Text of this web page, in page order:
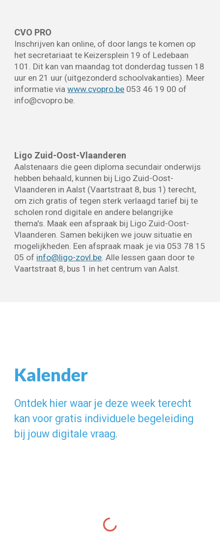
CVO PRO
Inschrijven kan online, of door langs te komen op
het secretariaat te Keizersplein 19 of Ledebaan
101. Dit kan van maandag tot donderdag tussen 18
uur en 21 uur (uitgezonderd schoolvakanties). Meer
informatie via www.cvopro.be 053 46 19 00 of
info@cvopro.be.
Ligo Zuid-Oost-Vlaanderen
Aalstenaars die geen diploma secundair onderwijs
hebben behaald, kunnen bij Ligo Zuid-Oost-
Vlaanderen in Aalst (Vaartstraat 8, bus 1) terecht,
om zich gratis of tegen sterk verlaagd tarief bij te
scholen rond digitale en andere belangrijke
thema's. Maak een afspraak bij Ligo Zuid-Oost-
Vlaanderen. Samen bekijken we jouw situatie en
mogelijkheden. Een afspraak maak jevia 053 78 15
05 of info@ligo-zovl.be.Alle lessen gaan door te
Vaartstraat 8, bus 1 in het centrum van Aalst.
Kalender
Ontdek hier waar je deze week terecht
kan voor gratis individuele begeleiding
bij jouw digitale vraag.